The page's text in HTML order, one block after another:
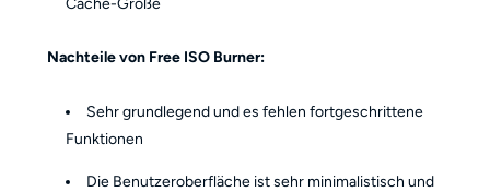
Cache-Größe
Nachteile von Free ISO Burner:
Sehr grundlegend und es fehlen fortgeschrittene
Funktionen
Die Benutzeroberfläche ist sehr minimalistisch und